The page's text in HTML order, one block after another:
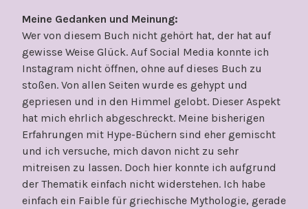
Meine Gedanken und Meinung:
Wer von diesem Buch nicht gehört hat, der hat auf
gewisse Weise Glück. Auf Social Media konnte ich
Instagram nicht öffnen, ohne auf dieses Buch zu
stoßen. Von allen Seiten wurde es gehypt und
gepriesen und in den Himmel gelobt. Dieser Aspekt
hat mich ehrlich abgeschreckt. Meine bisherigen
Erfahrungen mit Hype-Büchern sind eher gemischt
und ich versuche, mich davon nicht zu sehr
mitreisen zu lassen. Doch hier konnte ich aufgrund
der Thematik einfach nicht widerstehen. Ich habe
einfach ein Faible für griechische Mythologie, gerade